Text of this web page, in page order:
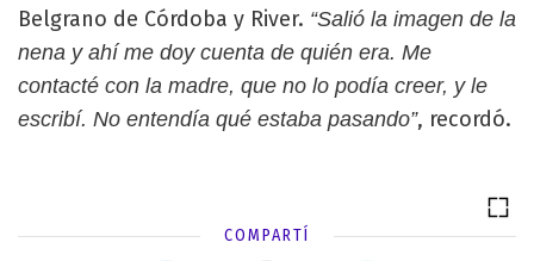
Belgrano de Córdoba y River. “Salió la imagen de la
nena y ahí me doy cuenta de quién era. Me
contacté con la madre, que no lo podía creer, y le
escribí. No entendía qué estaba pasando”, recordó.
COMPARTÍ